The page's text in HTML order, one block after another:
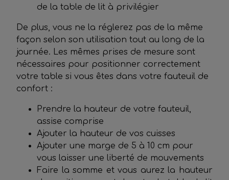
de la table de lit à privilégier
De plus, vous ne la réglerez pas de la même
façon selon son utilisation tout au long de la
journée. Les mêmes prises de mesure sont
nécessaires pour positionner correctement
votre table si vous êtes dans votre fauteuil de
confort :
Prendre la hauteur de votre fauteuil,
assise comprise
Ajouter la hauteur de vos cuisses
Ajouter une marge de 5 à 10 cm pour
vous laisser une liberté de mouvements
Faire la somme et vous aurez la hauteur